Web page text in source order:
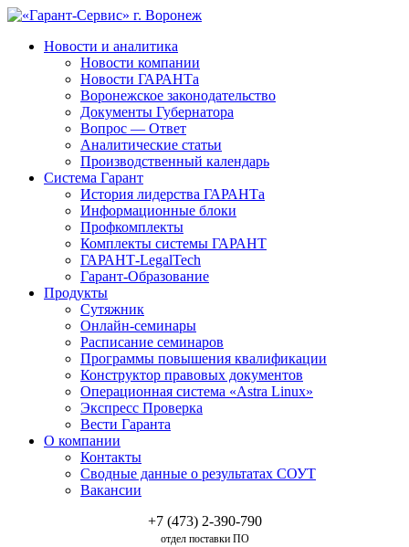
Новости и аналитика
Новости компании
Новости ГАРАНТа
Воронежское законодательство
Документы Губернатора
Вопрос — Ответ
Аналитические статьи
Производственный календарь
Система Гарант
История лидерства ГАРАНТа
Информационные блоки
Профкомплекты
Комплекты системы ГАРАНТ
ГАРАНТ-LegalTech
Гарант-Образование
Продукты
Сутяжник
Онлайн-семинары
Расписание семинаров
Программы повышения квалификации
Конструктор правовых документов
Операционная система «Astra Linux»
Экспресс Проверка
Вести Гаранта
О компании
Контакты
Сводные данные о результатах СОУТ
Вакансии
+7 (473) 2-390-790
отдел поставки ПО